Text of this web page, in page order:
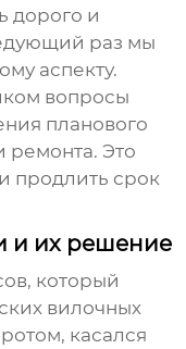
дорого и
раз мы
аспекту.
вопросы
планового
ремонта. Это
продлить срок
и их решение
который
вилочных
, касался